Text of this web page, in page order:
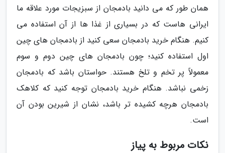
همان طور که می دانید بادمجان از سبزیجات مورد علاقه ما
ایرانی هاست که در بسیاری از غذا ها از آن استفاده می
کنیم. هنگام خرید بادمجان سعی کنید از بادمجان های چین
اول استفاده کنید؛ چون بادمجان های چین دوم و سوم
معمولاً پر تخم و تلخ هستند. حواستان باشد که بادمجان
زخمی نباشد. هنگام خرید بادمجان توجه کنید که کلاهک
بادمجان هرچه کشیده تر باشد، نشان از شیرین بودن آن
است.
نکات مربوط به پیاز